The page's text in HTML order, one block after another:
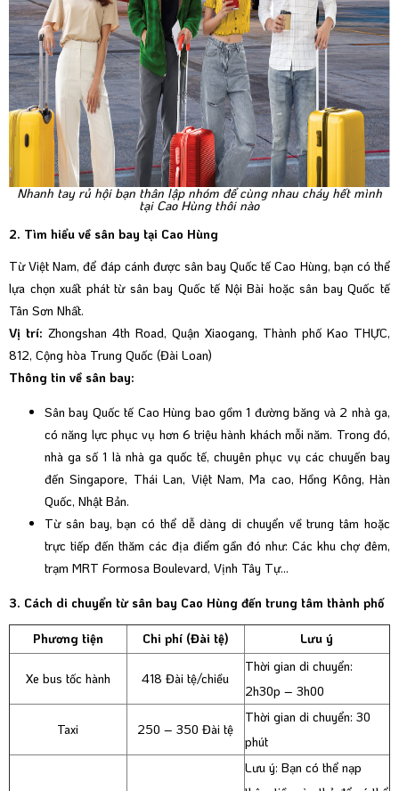
Nhanh tay rủ hội bạn thân lập nhóm để cùng nhau cháy hết mình
tại Cao Hùng thôi nào
2. Tìm hiểu về sân bay tại Cao Hùng
Từ Việt Nam, để đáp cánh được sân bay Quốc tế Cao Hùng, bạn có thể
lựa chọn xuất phát từ sân bay Quốc tế Nội Bài hoặc sân bay Quốc tế
Tân Sơn Nhất.
Vị trí: Zhongshan 4th Road, Quận Xiaogang, Thành phố Kao THỰC,
812, Cộng hòa Trung Quốc (Đài Loan)
Thông tin về sân bay:
Sân bay Quốc tế Cao Hùng bao gồm 1 đường băng và 2 nhà ga,
có năng lực phục vụ hơn 6 triệu hành khách mỗi năm. Trong đó,
nhà ga số 1 là nhà ga quốc tế, chuyên phục vụ các chuyến bay
đến Singapore, Thái Lan, Việt Nam, Ma cao, Hồng Kông, Hàn
Quốc, Nhật Bản.
Từ sân bay, bạn có thể dễ dàng di chuyển về trung tâm hoặc
trực tiếp đến thăm các địa điểm gần đó như: Các khu chợ đêm,
trạm MRT Formosa Boulevard, Vịnh Tây Tự...
3. Cách di chuyển từ sân bay Cao Hùng đến trung tâm thành phố
Phương tiện Chi phí (Đài tệ) Lưu ý
Xe bus tốc hành 418 Đài tệ/chiều
Thời gian di chuyển:
2h30p – 3h00
Taxi 250 – 350 Đài tệ
Thời gian di chuyển: 30
phút
Lưu ý: Bạn có thể nạp